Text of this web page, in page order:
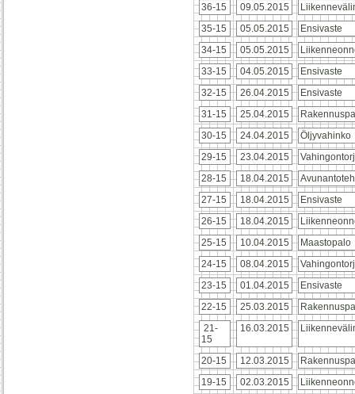
36-15
09.05.2015
35-15
05.05.2015
Ensivaste
34-15
05.05.2015
33-15
04.05.2015
Ensivaste
32-15
26.04.2015
Ensivaste
31-15
25.04.2015
30-15
24.04.2015
Öljyvahinko
29-15
23.04.2015
28-15
18.04.2015
27-15
18.04.2015
Ensivaste
26-15
18.04.2015
25-15
10.04.2015
Maastopalo
24-15
08.04.2015
23-15
01.04.2015
Ensivaste
22-15
25.03.2015
21-
15
16.03.2015
20-15 12.03.2015
19-15
02.03.2015